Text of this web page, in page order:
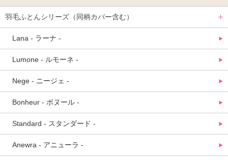
羽毛ふとんシリーズ（同柄カバー含む）
Lana - ラーナ -
Lumone - ルモーネ -
Nege - ニージェ -
Bonheur - ボヌール -
Standard - スタンダード -
Anewra - アニューラ -